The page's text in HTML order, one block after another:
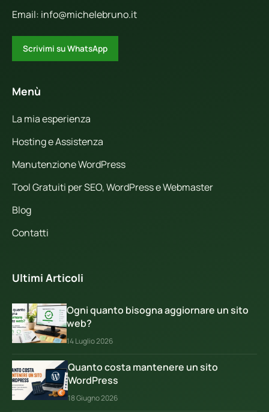
Email: info@michelebruno.it
Scrivimi su WhatsApp
Menù
La mia esperienza
Hosting e Assistenza
Manutenzione WordPress
Tool Gratuiti per SEO, WordPress e Webmaster
Blog
Contatti
Ultimi Articoli
Ogni quanto bisogna aggiornare un sito
web?
14 Luglio 2026
Quanto costa mantenere un sito
WordPress
18 Giugno 2026